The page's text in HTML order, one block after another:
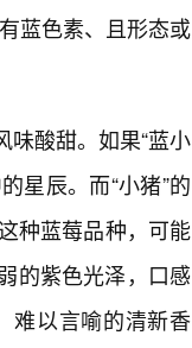
蓝色素、且形态或
酸甜。如果“蓝小
星辰。而“小猪”的
种蓝莓品种，可能
的紫色光泽，口感
难以言喻的清新香